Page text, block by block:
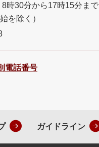
8時30分から17時15分まで
を除く）
電話番号
ガイドライン